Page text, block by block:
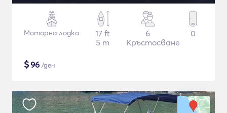
Моторна лодка
17 ft
5 m
6
Кръстосване
0
$96 /ден